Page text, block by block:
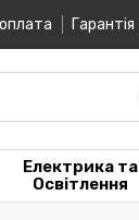
Електрика та
Освітлення